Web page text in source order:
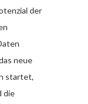
der
neue
startet,
die